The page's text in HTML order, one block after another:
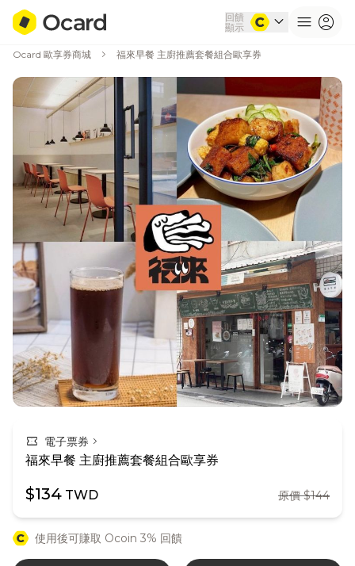
回饋
顯示
expand_more menu account_circle
Ocard 歐享券商城 chevron_right 福來早餐 主廚推薦套餐組合歐享券
confirmation_number 電子票券 chevron_right
福來早餐 主廚推薦套餐組合歐享券
$134 TWD 原價 $144
使用後可賺取 Ocoin 3% 回饋